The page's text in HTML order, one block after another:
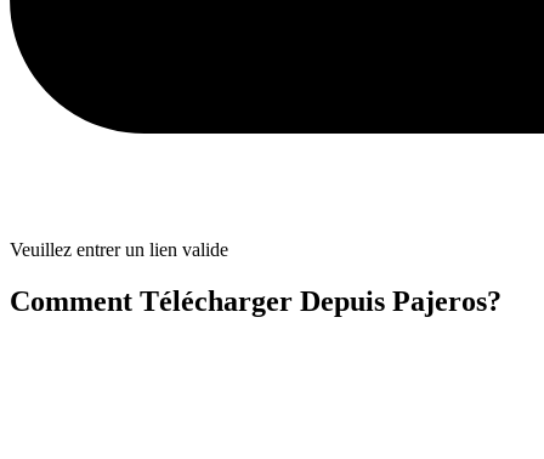
Veuillez entrer un lien valide
Comment Télécharger Depuis Pajeros?